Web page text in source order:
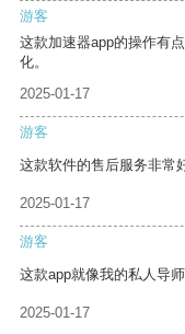
游客
这款加速器app的操作有
化。
2025-01-17
游客
这款软件的售后服务非常
2025-01-17
游客
这款app就像我的私人导
2025-01-17